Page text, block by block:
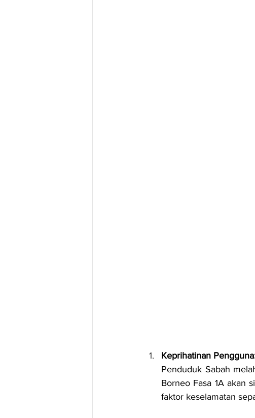
Keprihatinan
Penduduk Sabah
Borneo Fasa 1A akan
faktor keselamatan